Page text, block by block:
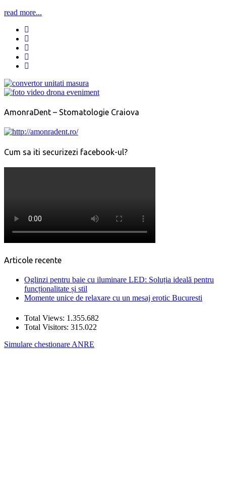
read more...
AmonraDent – Stomatologie Craiova
Cum sa iti securizezi facebook-ul?
Articole recente
Oglinzi pentru baie cu iluminare LED: Soluția ideală pentru
funcționalitate și stil
Momente unice de relaxare cu un mesaj erotic Bucuresti
Total Views: 1.355.682
Total Visitors: 315.022
Simulare chestionare ANRE